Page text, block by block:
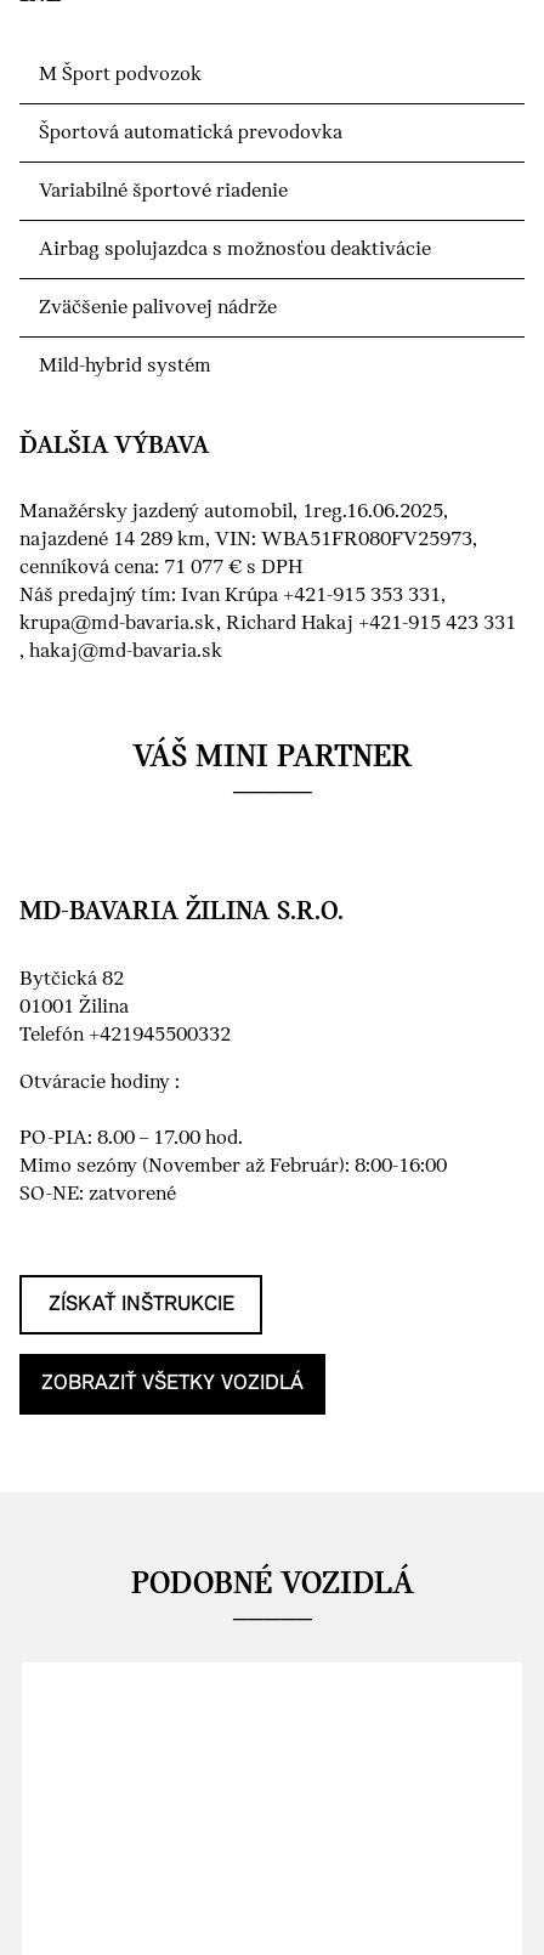
M Šport podvozok
Športová automatická prevodovka
Variabilné športové riadenie
Airbag spolujazdca s možnosťou deaktivácie
Zväčšenie palivovej nádrže
Mild-hybrid systém
ĎALŠIA VÝBAVA
Manažérsky jazdený automobil, 1reg.16.06.2025,
najazdené 14 289 km, VIN: WBA51FR080FV25973,
cenníková cena: 71 077 € s DPH
Náš predajný tím: Ivan Krúpa +421-915 353 331,
krupa@md-bavaria.sk, Richard Hakaj +421-915 423 331
, hakaj@md-bavaria.sk
VÁŠ MINI PARTNER
MD-BAVARIA ŽILINA S.R.O.
Bytčická 82
01001 Žilina
Telefón +421945500332
Otváracie hodiny :
PO-PIA: 8.00 – 17.00 hod.
Mimo sezóny (November až Február): 8:00-16:00
SO-NE: zatvorené
ZÍSKAŤ INŠTRUKCIE
ZOBRAZIŤ VŠETKY VOZIDLÁ
PODOBNÉ VOZIDLÁ